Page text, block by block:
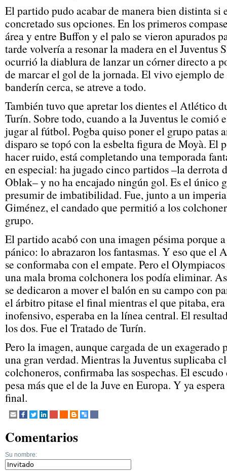
El partido pudo acabar de manera bien distinta
concretado sus opciones. En los primeros
área y entre Buffon y el palo se vieron apurados
tarde volvería a resonar la madera en el Juventus
ocurrió la diablura de lanzar un córner directo a
de marcar el gol de la jornada. El vivo ejemplo
banderín cerca, se atreve a todo.
También tuvo que apretar los dientes el Atlético
Turín. Sobre todo, cuando a la Juventus le comió
jugar al fútbol. Pogba quiso poner el grupo patas
disparo se topó con la esbelta figura de Moyà. El
hacer ruido, está completando una temporada
en especial: ha jugado cinco partidos –la derrota
Oblak– y no ha encajado ningún gol. Es el único
presumir de imbatibilidad. Fue, junto a un
Giménez, el candado que permitió a los
grupo.
El partido acabó con una imagen pésima porque
pánico: lo abrazaron los fantasmas. Y eso que el
se conformaba con el empate. Pero el
una mala broma colchonera los podía eliminar.
se dedicaron a mover el balón en su campo con
el árbitro pitase el final mientras el que pitaba,
inofensivo, esperaba en la línea central. El
los dos. Fue el Tratado de Turín.
Pero la imagen, aunque cargada de un exagerado
una gran verdad. Mientras la Juventus suplicaba
colchoneros, confirmaba las sospechas. El
pesa más que el de la Juve en Europa. Y ya
final.
Comentarios
Su nombre: